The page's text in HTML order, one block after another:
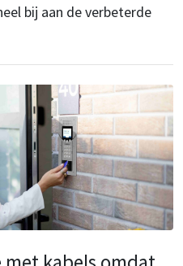
bij aan de verbeterde